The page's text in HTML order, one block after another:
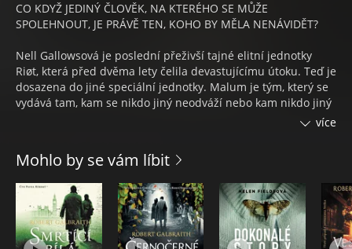
CO KDYŽ JEDINÝ ČLOVĚK, NA KTERÉHO SE MŮŽE
SPOLEHNOUT, JE PRÁVĚ TEN, KOHO BY MĚLA NENÁVIDĚT?
Nell Gallowsová je poslední přeživší tajné elitní jednotky
Riøt, která před dvěma lety čelila devastujícímu útoku. Teď je
dosazena do jiné speciální jednotky. Malum je tým, který se
vydává tam, kam se nikdo jiný neodváží nebo kam nikdo jiný
nemůže. Jenže zabijáci z Malum obviňují jednotku Riøt z
nikdo nečeká.
Když se ocitne na palubě letadla směřujícího do Kalifornie,
kde má potkat nové kolegy, nic už ji netrápí. Během poslední
noci svobody se nechá unést žhavým románkem s
neznámým mužem. Netuší ale, že tajemný Bradshaw je
více
Mohlo by se vám líbit